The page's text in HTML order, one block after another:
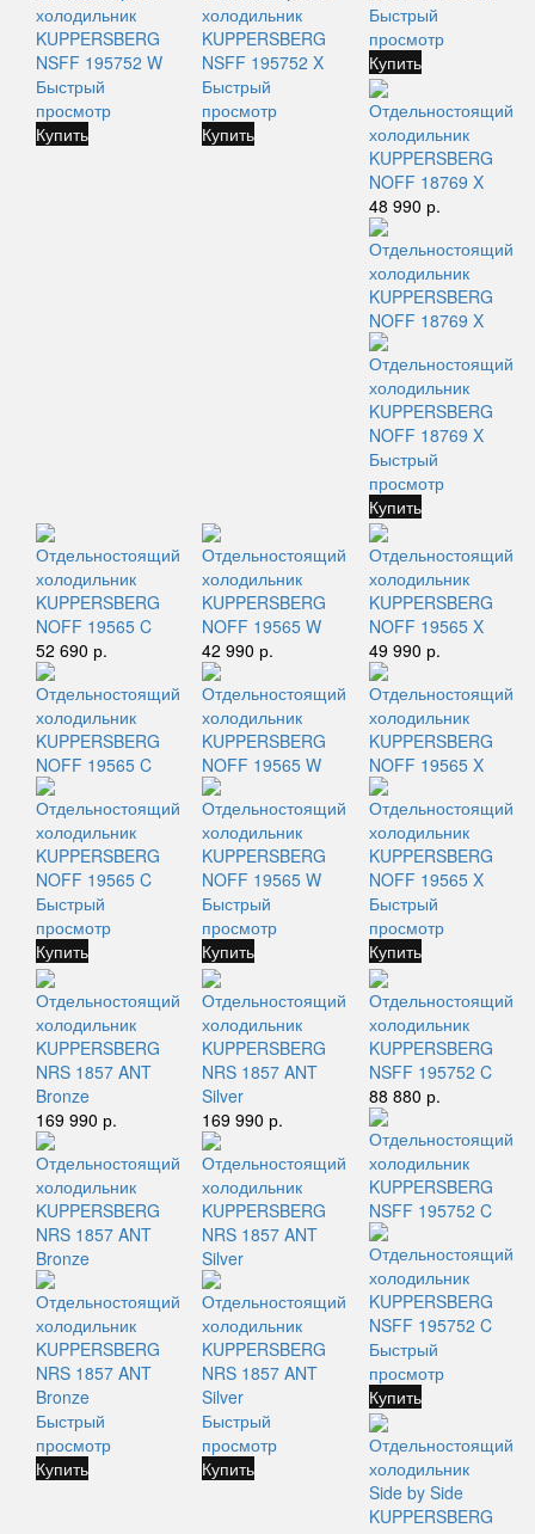
Быстрый
просмотр
Купить
Быстрый
просмотр
Купить
Быстрый
просмотр
Купить
Отдельностоящий
холодильник
KUPPERSBERG
NOFF 18769 X
48 990 р.
Быстрый
просмотр
Купить
Отдельностоящий
холодильник
KUPPERSBERG
NOFF 19565 C
52 690 р.
Быстрый
просмотр
Купить
Отдельностоящий
холодильник
KUPPERSBERG
NOFF 19565 W
42 990 р.
Быстрый
просмотр
Купить
Отдельностоящий
холодильник
KUPPERSBERG
NOFF 19565 X
49 990 р.
Быстрый
просмотр
Купить
Отдельностоящий
холодильник
KUPPERSBERG
NRS 1857 ANT
Bronze
169 990 р.
Быстрый
просмотр
Купить
Отдельностоящий
холодильник
KUPPERSBERG
NRS 1857 ANT
Silver
169 990 р.
Быстрый
просмотр
Купить
Отдельностоящий
холодильник
KUPPERSBERG
NSFF 195752 C
88 880 р.
Быстрый
просмотр
Купить
Отдельностоящий
холодильник
Side by Side
KUPPERSBERG